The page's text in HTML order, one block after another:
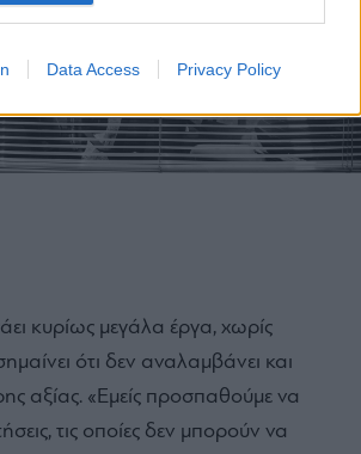
Data Access Privacy Policy
κυρίως μεγάλα έργα, χωρίς
ότι δεν αναλαμβάνει και
αξίας. «Εμείς προσπαθούμε να
τις οποίες δεν μπορούν να